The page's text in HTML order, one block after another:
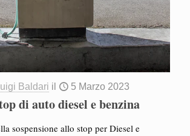
Baldari il 5 Marzo 2023
di auto diesel e benzina
sospensione allo stop per Diesel e